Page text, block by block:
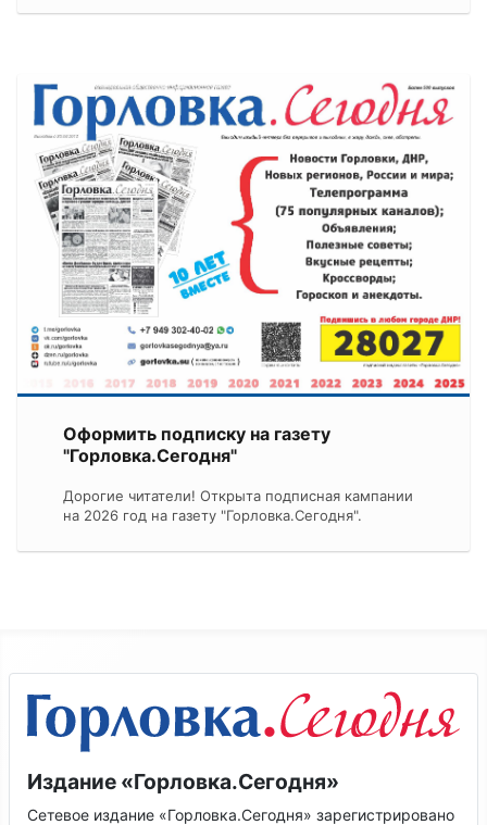
Оформить подписку на газету
"Горловка.Сегодня"
Дорогие читатели! Открыта подписная кампании
на 2026 год на газету "Горловка.Сегодня".
Издание «Горловка.Сегодня»
Сетевое издание «Горловка.Сегодня» зарегистрировано